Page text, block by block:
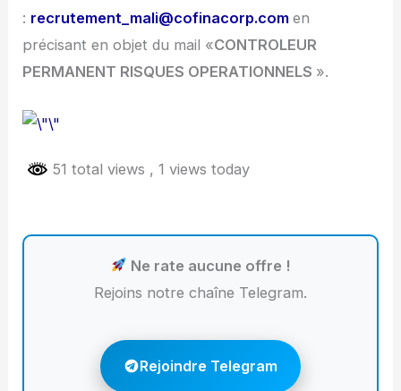
: recrutement_mali@cofinacorp.com en
précisant en objet du mail «CONTROLEUR
PERMANENT RISQUES OPERATIONNELS ».
51 total views , 1 views today
Ne rate aucune offre !
Rejoins notre chaîne Telegram.
Rejoindre Telegram